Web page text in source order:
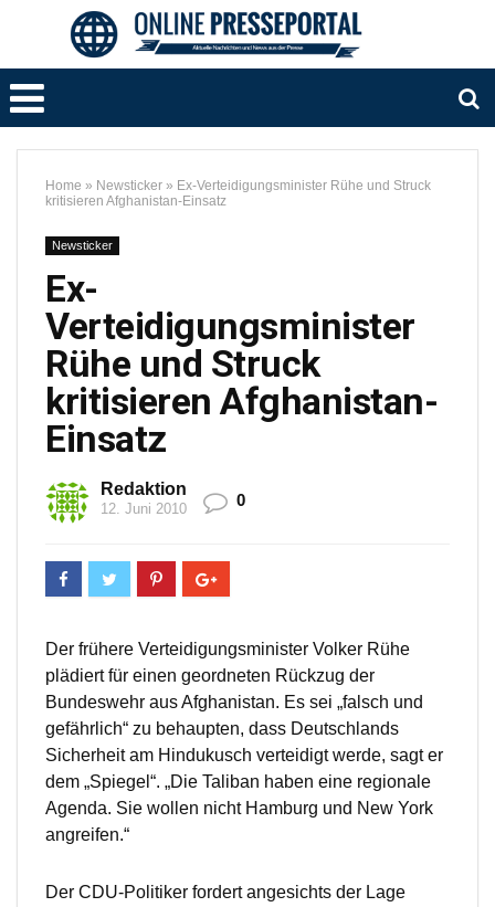
Home » Newsticker » Ex-Verteidigungsminister Rühe und Struck
kritisieren Afghanistan-Einsatz
Newsticker
Ex-
Verteidigungsminister
Rühe und Struck
kritisieren Afghanistan-
Einsatz
Redaktion
12. Juni 2010 0
Der frühere Verteidigungsminister Volker Rühe
plädiert für einen geordneten Rückzug der
Bundeswehr aus Afghanistan. Es sei „falsch und
gefährlich“ zu behaupten, dass Deutschlands
Sicherheit am Hindukusch verteidigt werde, sagt er
dem „Spiegel“. „Die Taliban haben eine regionale
Agenda. Sie wollen nicht Hamburg und New York
angreifen.“
Der CDU-Politiker fordert angesichts der Lage